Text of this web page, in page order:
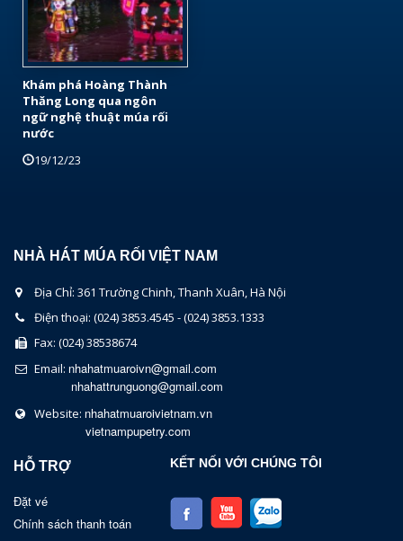
Khám phá Hoàng Thành
Thăng Long qua ngôn
ngữ nghệ thuật múa rối
nước
19/12/23
NHÀ HÁT MÚA RỐI VIỆT NAM
Địa Chỉ: 361 Trường Chinh, Thanh Xuân, Hà Nội
Điện thoại: (024) 3853.4545 - (024) 3853.1333
Fax: (024) 38538674
Email: nhahatmuaroivn@gmail.com
nhahattrunguong@gmail.com
Website: nhahatmuaroivietnam.vn
vietnampupetry.com
HỖ TRỢ
Đặt vé
Chính sách thanh toán
KẾT NỐI VỚI CHÚNG TÔI